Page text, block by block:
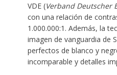
VDE (Verband Deutscher
con una relación de
1.000.000:1. Además, la
imagen de vanguardia de
perfectos de blanco y
incomparable y detalles